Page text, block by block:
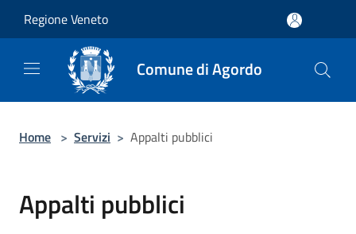
Regione Veneto
Comune di Agordo
Home > Servizi > Appalti pubblici
Appalti pubblici